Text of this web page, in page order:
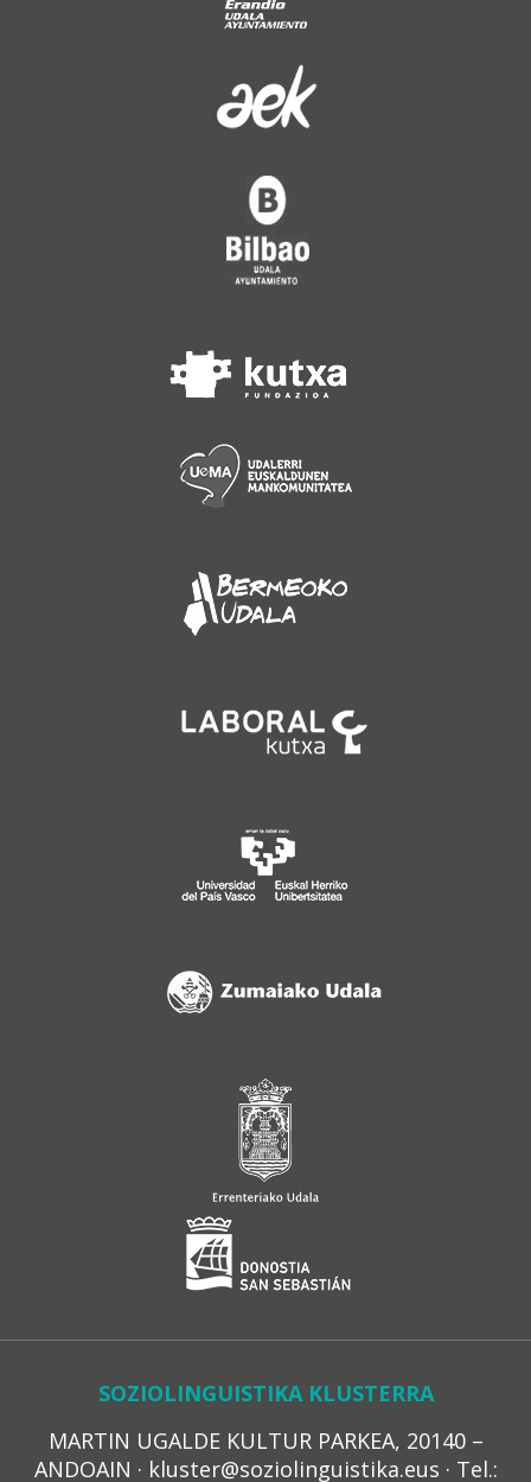
SOZIOLINGUISTIKA KLUSTERRA
MARTIN UGALDE KULTUR PARKEA, 20140 –
ANDOAIN · kluster@soziolinguistika.eus · Tel.: